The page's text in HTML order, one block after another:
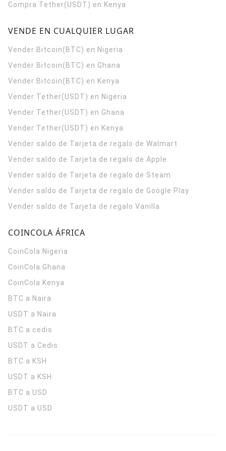
Compra Tether(USDT) en Kenya
VENDE EN CUALQUIER LUGAR
Vender Bitcoin(BTC) en Nigeria
Vender Bitcoin(BTC) en Ghana
Vender Bitcoin(BTC) en Kenya
Vender Tether(USDT) en Nigeria
Vender Tether(USDT) en Ghana
Vender Tether(USDT) en Kenya
Vender saldo de Tarjeta de regalo de Walmart
Vender saldo de Tarjeta de regalo de Apple
Vender saldo de Tarjeta de regalo de Steam
Vender saldo de Tarjeta de regalo de Google Play
Vender saldo de Tarjeta de regalo Vanilla
COINCOLA ÁFRICA
CoinCola Nigeria
CoinCola Ghana
CoinCola Kenya
BTC a Naira
USDT a Naira
BTC a cedis
USDT a Cedis
BTC a KSH
USDT a KSH
BTC a USD
USDT a USD